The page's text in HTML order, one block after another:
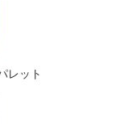
レット